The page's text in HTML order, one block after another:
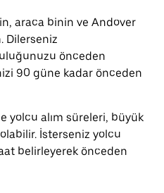
araca binin ve Andover
Dilerseniz
önceden
90 güne kadar önceden
yolcu alım süreleri, büyük
İsterseniz yolcu
belirleyerek önceden